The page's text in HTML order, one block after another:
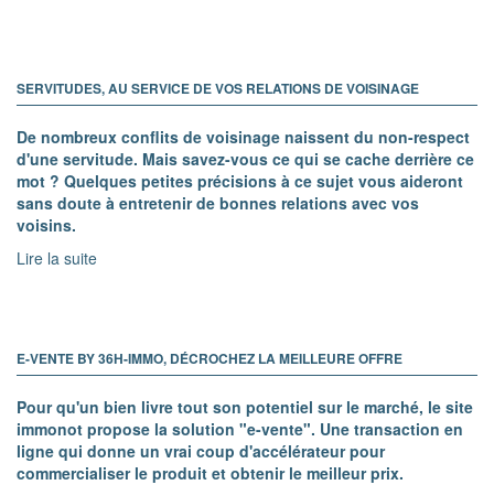
SERVITUDES, AU SERVICE DE VOS RELATIONS DE VOISINAGE
De nombreux conflits de voisinage naissent du non-respect
d'une servitude. Mais savez-vous ce qui se cache derrière ce
mot ? Quelques petites précisions à ce sujet vous aideront
sans doute à entretenir de bonnes relations avec vos
voisins.
Lire la suite
E-VENTE BY 36H-IMMO, DÉCROCHEZ LA MEILLEURE OFFRE
Pour qu'un bien livre tout son potentiel sur le marché, le site
immonot propose la solution "e-vente". Une transaction en
ligne qui donne un vrai coup d'accélérateur pour
commercialiser le produit et obtenir le meilleur prix.